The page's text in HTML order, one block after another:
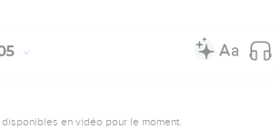
en vidéo pour le moment.